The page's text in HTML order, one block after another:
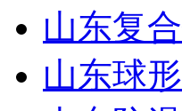
山东复
山东球